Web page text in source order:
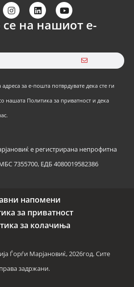
се на нашиот е-
за е-пошта потврдувате дека сте ги
нашата Политика за приватност и дека
е регистрирана непрофитна
7355700, ЕДБ 4080019582386
напомени
за приватност
за колачиња
Ѓорѓи Марјановиќ, 2026год. Сите
права задржани.